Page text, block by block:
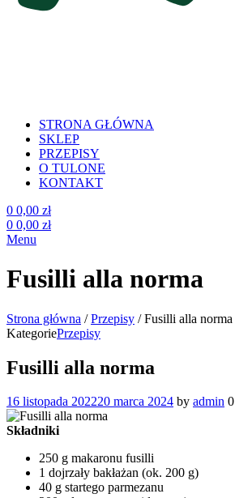
STRONA GŁÓWNA
SKLEP
PRZEPISY
O TULONE
KONTAKT
0 0,00 zł
0 0,00 zł
Menu
Fusilli alla norma
Strona główna /Przepisy /Fusilli alla norma
KategoriePrzepisy
Fusilli alla norma
16 listopada 202220 marca 2024 by admin 0
Składniki
250 g makaronu fusilli
1 dojrzały bakłażan (ok. 200 g)
40 g startego parmezanu